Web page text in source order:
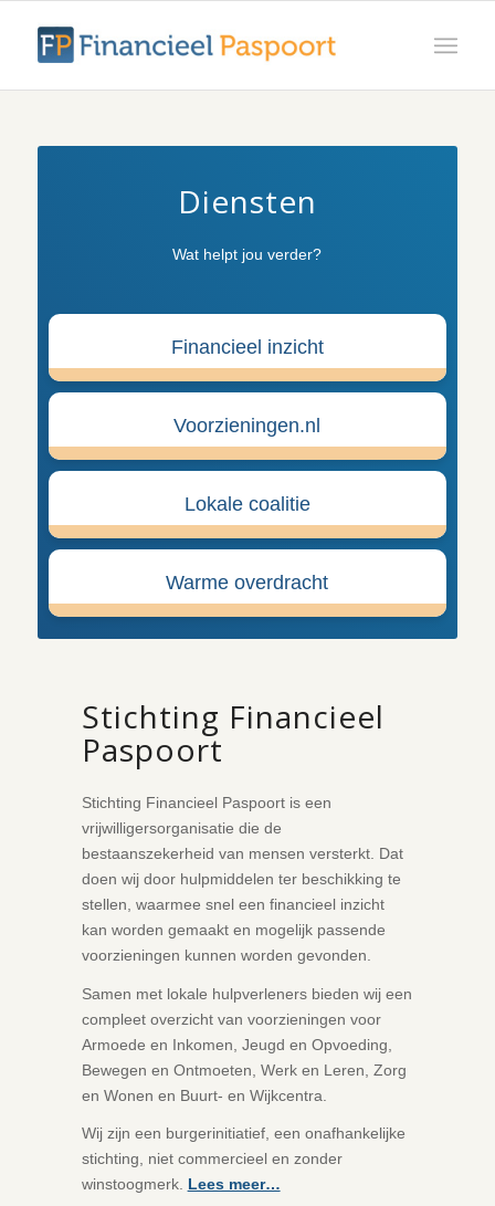
Diensten
Wat helpt jou verder?
Financieel inzicht
Voorzieningen.nl
Lokale coalitie
Warme overdracht
Stichting Financieel
Paspoort
Stichting Financieel Paspoort is een
vrijwilligersorganisatie die de
bestaanszekerheid van mensen versterkt. Dat
doen wij door hulpmiddelen ter beschikking te
stellen, waarmee snel een financieel inzicht
kan worden gemaakt en mogelijk passende
voorzieningen kunnen worden gevonden.
Samen met lokale hulpverleners bieden wij een
compleet overzicht van voorzieningen voor
Armoede en Inkomen, Jeugd en Opvoeding,
Bewegen en Ontmoeten, Werk en Leren, Zorg
en Wonen en Buurt- en Wijkcentra.
Wij zijn een burgerinitiatief, een onafhankelijke
stichting, niet commercieel en zonder
winstoogmerk. Lees meer…